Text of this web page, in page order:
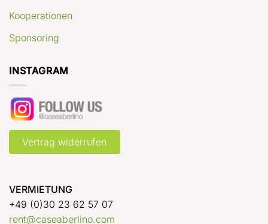
Kooperationen
Sponsoring
INSTAGRAM
Vertrag widerrufen
VERMIETUNG
+49 (0)30 23 62 57 07
rent@caseaberlino.com